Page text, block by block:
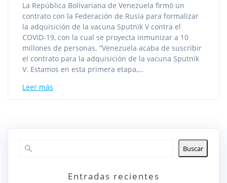
La República Bolivariana de Venezuela firmó un
contrato con la Federación de Rusia para formalizar
la adquisición de la vacuna Sputnik V contra el
COVID-19, con la cual se proyecta inmunizar a 10
millones de personas. “Venezuela acaba de suscribir
el contrato para la adquisición de la vacuna Sputnik
V. Estamos en esta primera etapa,…
Leer más
Buscar
Entradas recientes